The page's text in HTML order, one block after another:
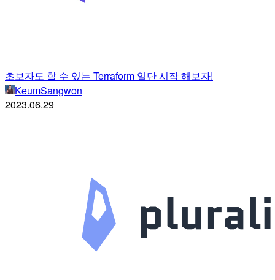
초보자도 할 수 있는 Terraform 일단 시작 해보자!
KeumSangwon
2023.06.29